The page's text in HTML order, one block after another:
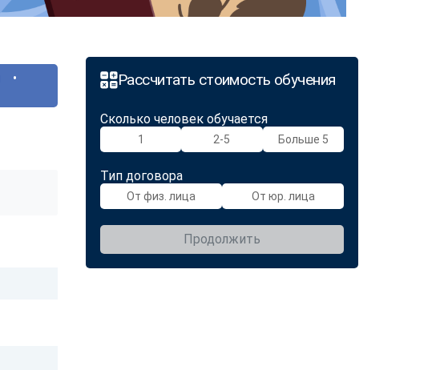
Рассчитать стоимость обучения
Сколько человек обучается
1 2-5 Больше 5
Тип договора
От физ. лица От юр. лица
Продолжить